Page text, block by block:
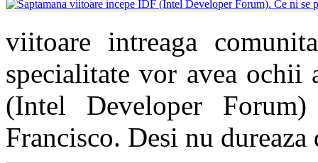
viitoare intreaga
specialitate vor avea
(Intel Developer
Francisco. Desi nu